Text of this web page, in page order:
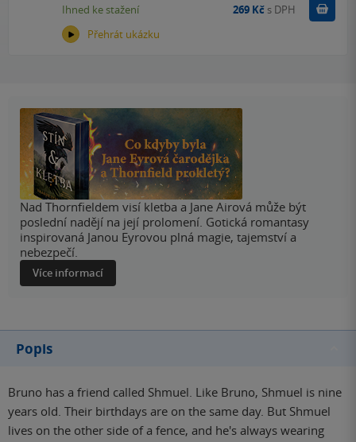
Přehrát ukázku
Ihned ke stažení 269 Kč s DPH Koupit
Nad Thornfieldem visí kletba a Jane Airová může být
poslední nadějí na její prolomení. Gotická romantasy
inspirovaná Janou Eyrovou plná magie, tajemství a
nebezpečí.
Více informací
Popis
Bruno has a friend called Shmuel. Like Bruno, Shmuel is nine
years old. Their birthdays are on the same day. But Shmuel
lives on the other side of a fence, and he's always wearing